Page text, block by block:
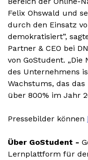
Felix Ohswald und
durch den Einsatz
demokratisiert”,
Partner & CEO bei
von GoStudent.
des Unternehmens
Wachstums, das
über 800% im Jahr
Pressebilder können
Über GoStudent -
Lernplattform für